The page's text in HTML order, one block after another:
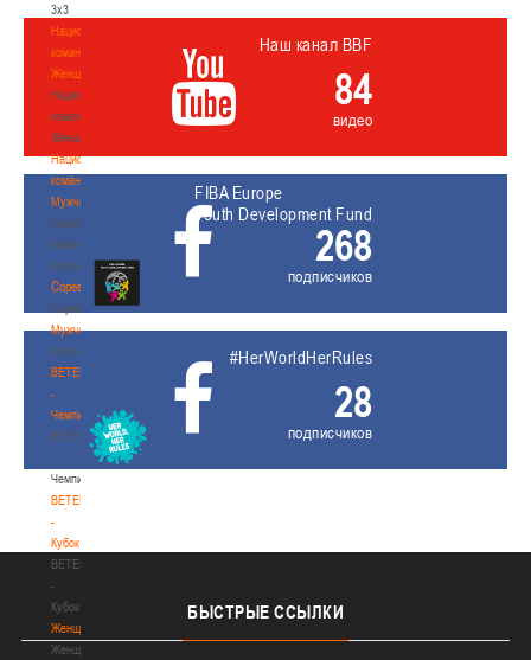
3х3
Национальная
команда.
Женщины
Национальная
команда.
Женщины
Национальная
команда.
Мужчины
Национальная
команда.
Мужчины
Соревнования
Соревнования
Мужчины
Мужчины
BETERA
-
Чемпионат
BETERA
-
Чемпионат
BETERA
-
Кубок
BETERA
-
Кубок
Женщины
Женщины
Наш канал BBF
84
видео
FIBA Europe
Youth Development Fund
268
подписчиков
#HerWorldHerRules
28
подписчиков
БЫСТРЫЕ ССЫЛКИ